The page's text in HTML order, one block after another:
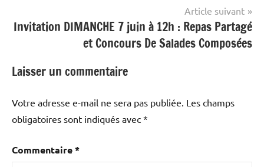
Article suivant
Invitation DIMANCHE 7 juin à 12h : Repas Partagé
et Concours De Salades Composées
Laisser un commentaire
Votre adresse e-mail ne sera pas publiée. Les champs
obligatoires sont indiqués avec *
Commentaire*